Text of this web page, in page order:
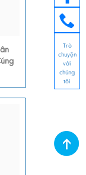
Trò
chuyện
với
chúng
tôi